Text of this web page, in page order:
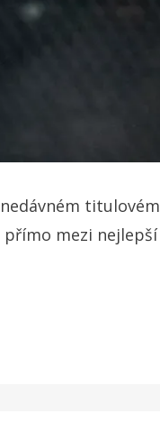
titulovém
přímo mezi nejlepší